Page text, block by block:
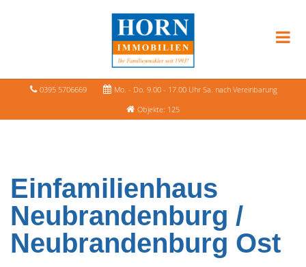
0395 5706669
Mo. - Do. 9.00 - 17.00 Uhr Sa. nach Vereinbarung
Objekte: 125
Einfamilienhaus
Neubrandenburg /
Neubrandenburg Ost